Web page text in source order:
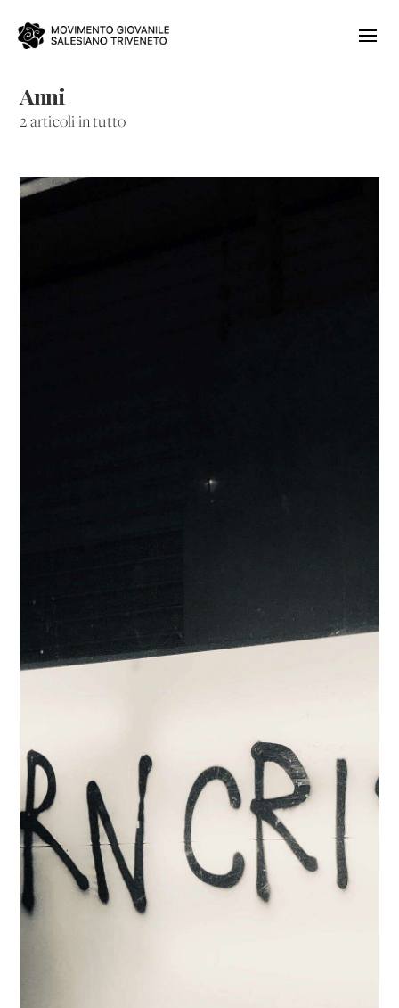
Anni
2 articoli in tutto